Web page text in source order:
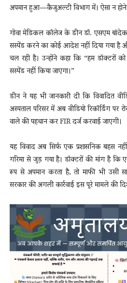
अपमान हुआ—कैजुअल्टी विभाग में। ऐसा न होने
गोवा मेडिकल कॉलेज के डीन डॉ. एसएम
सस्पेंड करने का कोई आदेश नहीं दिया गया है
चल रही है। उन्होंने कहा कि “हम डॉक्टरों
सस्पेंड नहीं किया जाएगा।”
डीन ने यह भी जानकारी दी कि विवादित
अस्पताल परिसर में अब वीडियो रिकॉर्डिंग पर
वाले की पहचान कर FIR दर्ज करवाई जाएगी।
यह विवाद अब सिर्फ एक प्रशासनिक बहस
गरिमा से जुड़ गया है। डॉक्टरों की मांग है कि
रूप से अपमान करता है, तो माफी भी उसी
सरकार की अगली कार्रवाई इस पूरे मामले की